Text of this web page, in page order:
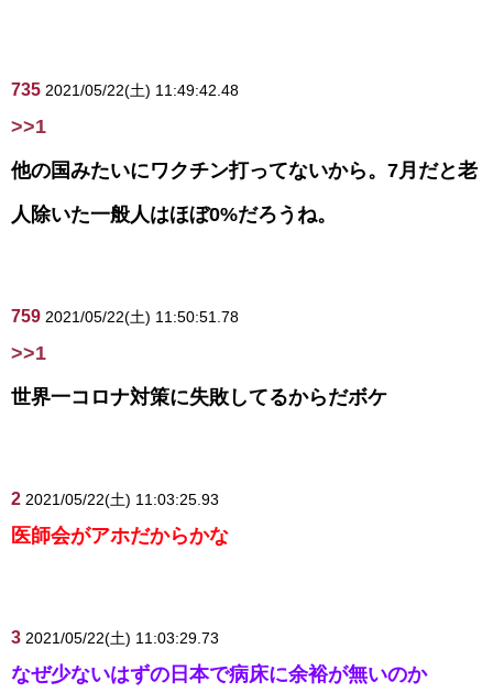
735 2021/05/22(土) 11:49:42.48
>>1
他の国みたいにワクチン打ってないから。7月だと老
人除いた一般人はほぼ0%だろうね。
759 2021/05/22(土) 11:50:51.78
>>1
世界一コロナ対策に失敗してるからだボケ
2 2021/05/22(土) 11:03:25.93
医師会がアホだからかな
3 2021/05/22(土) 11:03:29.73
なぜ少ないはずの日本で病床に余裕が無いのか